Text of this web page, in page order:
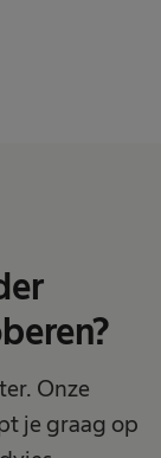
Onze
je graag op